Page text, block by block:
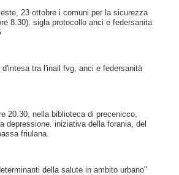
23 ottobre i comuni per la sicurezza
8.30). sigla protocollo anci e federsanita
d'intesa tra l'inail fvg, anci e federsanità
20.30, nella biblioteca di precenicco,
depressione. iniziativa della forania, del
friulana.
della salute in ambito urbano"